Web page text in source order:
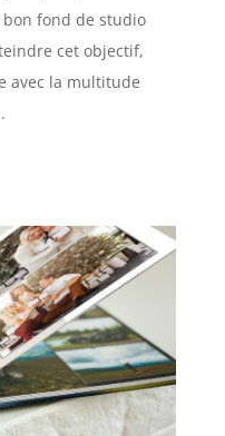
bon fond de studio
cet objectif,
avec la multitude